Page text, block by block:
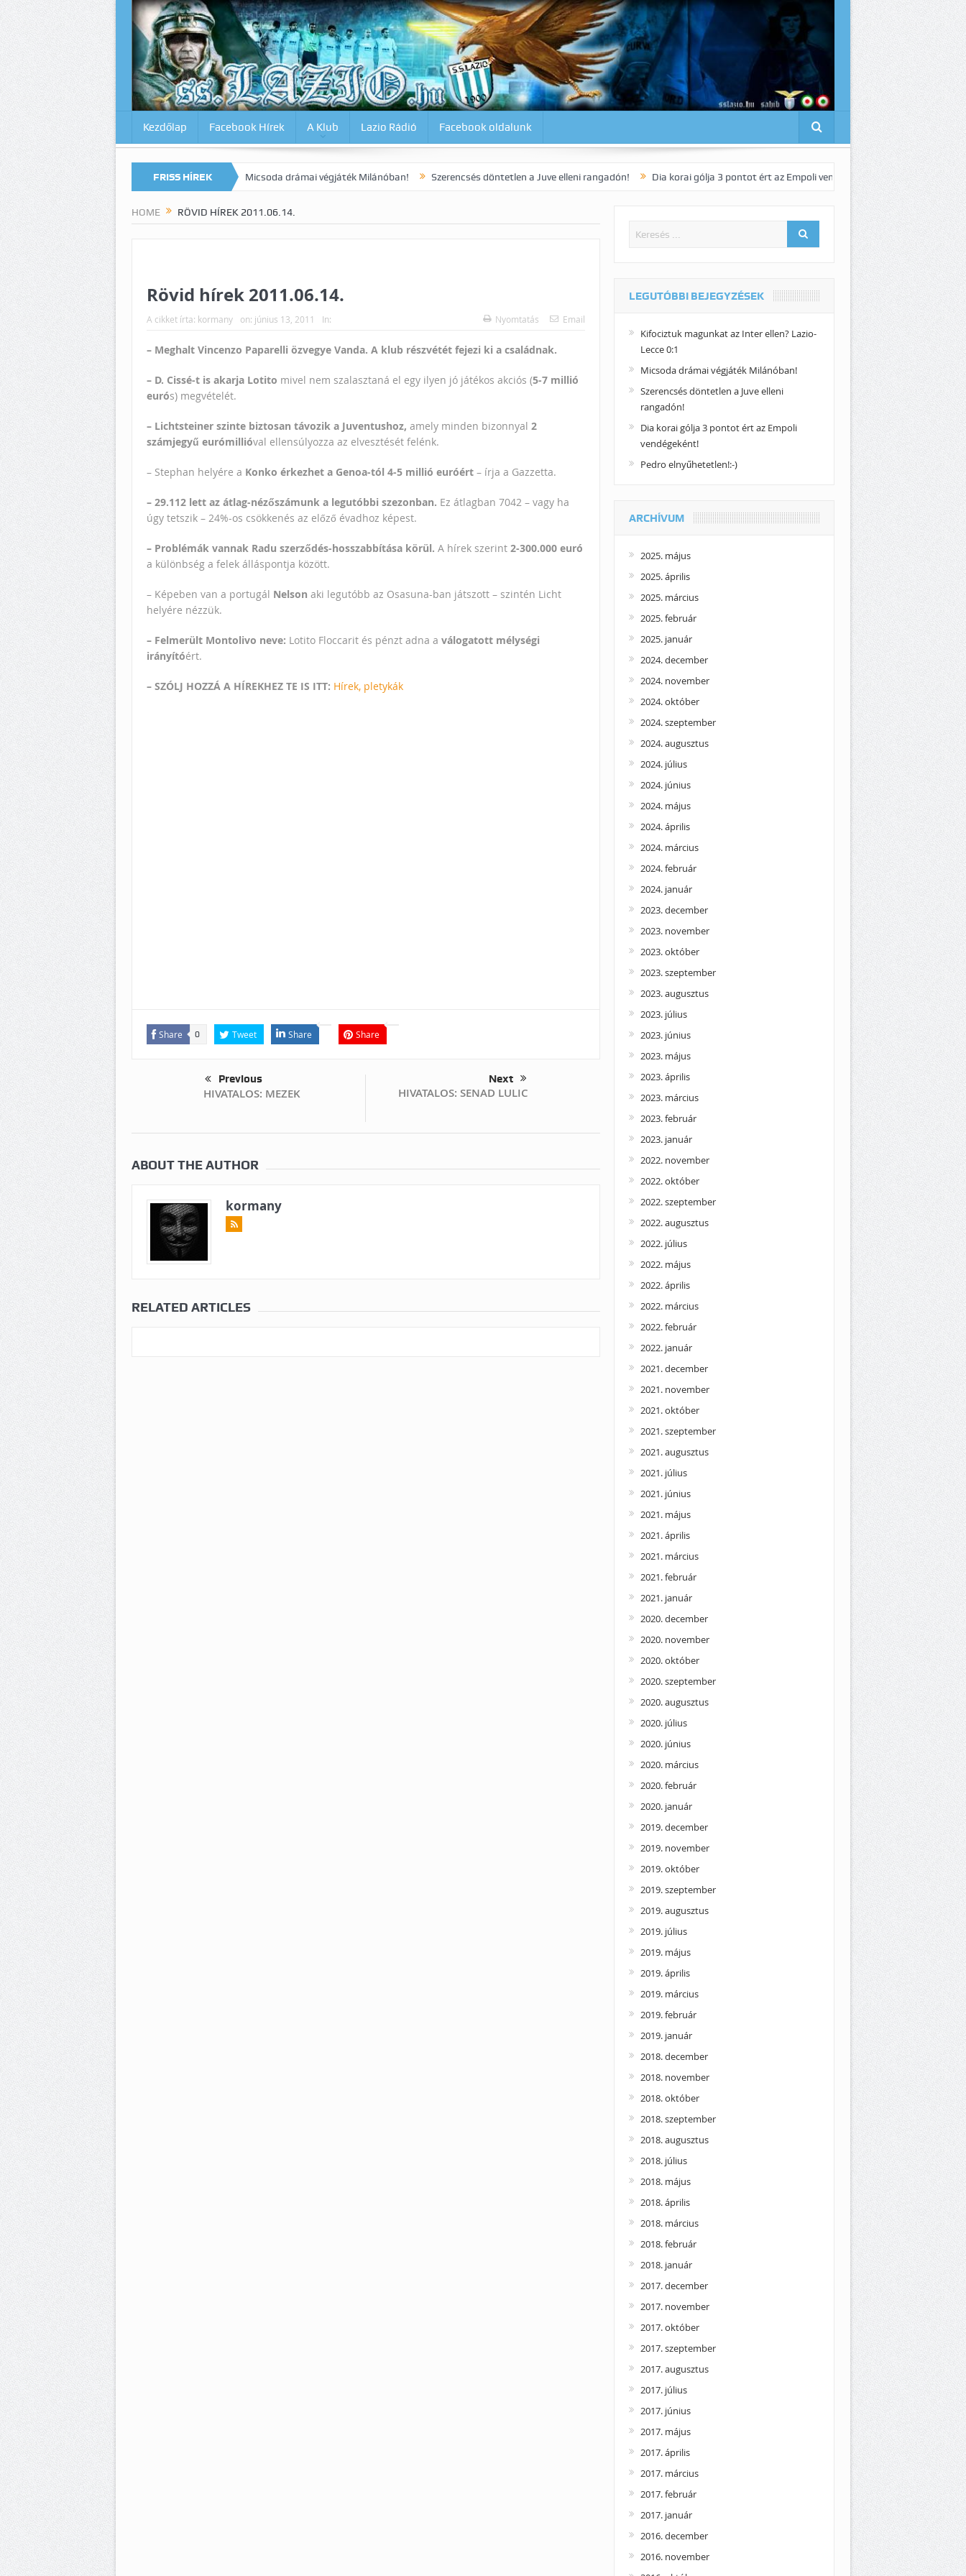
Kezdőlap Facebook Hírek A Klub Lazio Rádió Facebook oldalunk
FRISS HÍREK
az Inter ellen? Lazio-Lecce 0:1 Micsoda drámai végjáték Milánóban! Szerencsés döntetlen a Juve elleni rangadón! Dia korai gólja 3 pontot ért az Empoli vendégeként! Pedro elnyűhetetlen!:-)
HOME RÖVID HÍREK 2011.06.14.
Rövid hírek 2011.06.14.
A cikket írta: kormany on: június 13, 2011 In: Nyomtatás Email
– Meghalt Vincenzo Paparelli özvegye Vanda. A klub részvétét fejezi ki a családnak.
– D. Cissé-t is akarja Lotito mivel nem szalasztaná el egy ilyen jó játékos akciós (5-7 millió
eurós) megvételét.
– Lichtsteiner szinte biztosan távozik a Juventushoz, amely minden bizonnyal 2
számjegyű eurómillióval ellensúlyozza az elvesztését felénk.
– Stephan helyére a Konko érkezhet a Genoa-tól 4-5 millió euróért – írja a Gazzetta.
– 29.112 lett az átlag-nézőszámunk a legutóbbi szezonban. Ez átlagban 7042 – vagy ha
úgy tetszik – 24%-os csökkenés az előző évadhoz képest.
– Problémák vannak Radu szerződés-hosszabbítása körül. A hírek szerint 2-300.000 euró
a különbség a felek álláspontja között.
– Képeben van a portugál Nelson aki legutóbb az Osasuna-ban játszott – szintén Licht
helyére nézzük.
– Felmerült Montolivo neve: Lotito Floccarit és pénzt adna a válogatott mélységi
irányítóért.
– SZÓLJ HOZZÁ A HÍREKHEZ TE IS ITT: Hírek, pletykák
Share 0 Tweet Share Share
Previous
HIVATALOS: MEZEK
Next
HIVATALOS: SENAD LULIC
ABOUT THE AUTHOR
kormany
RELATED ARTICLES
LEGUTÓBBI BEJEGYZÉSEK
Kifociztuk magunkat az Inter ellen? Lazio-
Lecce 0:1
Micsoda drámai végjáték Milánóban!
Szerencsés döntetlen a Juve elleni
rangadón!
Dia korai gólja 3 pontot ért az Empoli
vendégeként!
Pedro elnyűhetetlen!:-)
ARCHÍVUM
2025. május
2025. április
2025. március
2025. február
2025. január
2024. december
2024. november
2024. október
2024. szeptember
2024. augusztus
2024. július
2024. június
2024. május
2024. április
2024. március
2024. február
2024. január
2023. december
2023. november
2023. október
2023. szeptember
2023. augusztus
2023. július
2023. június
2023. május
2023. április
2023. március
2023. február
2023. január
2022. november
2022. október
2022. szeptember
2022. augusztus
2022. július
2022. május
2022. április
2022. március
2022. február
2022. január
2021. december
2021. november
2021. október
2021. szeptember
2021. augusztus
2021. július
2021. június
2021. május
2021. április
2021. március
2021. február
2021. január
2020. december
2020. november
2020. október
2020. szeptember
2020. augusztus
2020. július
2020. június
2020. március
2020. február
2020. január
2019. december
2019. november
2019. október
2019. szeptember
2019. augusztus
2019. július
2019. május
2019. április
2019. március
2019. február
2019. január
2018. december
2018. november
2018. október
2018. szeptember
2018. augusztus
2018. július
2018. május
2018. április
2018. március
2018. február
2018. január
2017. december
2017. november
2017. október
2017. szeptember
2017. augusztus
2017. július
2017. június
2017. május
2017. április
2017. március
2017. február
2017. január
2016. december
2016. november